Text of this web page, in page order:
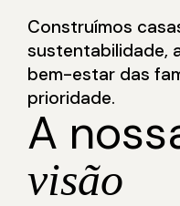
Construímos
sustentabilidade,
bem-estar das
prioridade.
A
visão